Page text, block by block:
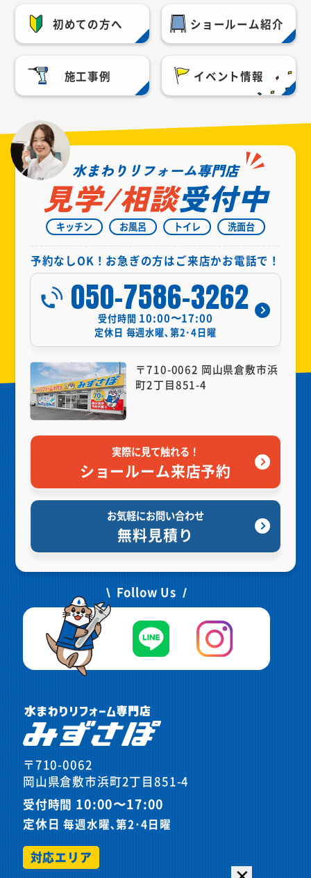
初めての方へ ショールーム紹介
施工事例 イベント情報
水まわりリフォーム専門店
見学/相談受付中
キッチン お風呂 トイレ 洗面台
予約なしOK！お急ぎの方はご来店かお電話で！
050-7586-3262
受付時間 10:00〜17:00
定休日 毎週水曜､第2･4日曜
〒710-0062 岡山県倉敷市浜
町2丁目851-4
実際に見て触れる！
ショールーム来店予約
お気軽にお問い合わせ
無料見積り
Follow Us
〒710-0062
岡山県倉敷市浜町2丁目851-4
受付時間 10:00〜17:00
定休日毎週水曜､第2･4日曜
対応エリア